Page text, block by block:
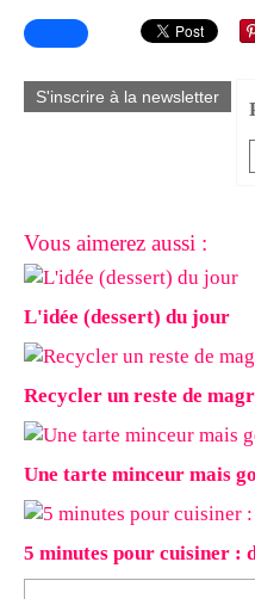
S'inscrire à la newsletter
Vous aimerez aussi :
L'idée (dessert) du jour
Recycler un reste de
Une tarte minceur mais
5 minutes pour cuisiner :